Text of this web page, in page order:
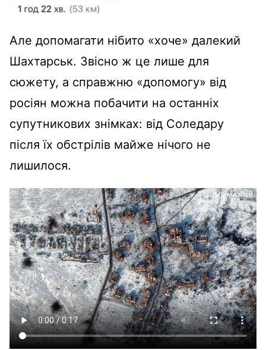
Але допомагати нібито «хоче» далекий
Шахтарськ. Звісно ж це лише для
сюжету, а справжню «допомогу» від
росіян можна побачити на останніх
супутникових знімках: від Соледару
після їх обстрілів майже нічого не
лишилося.